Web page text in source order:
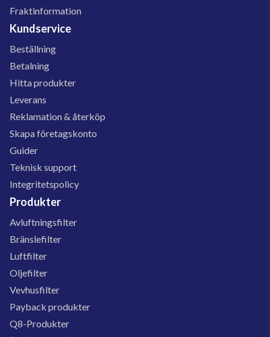
Fraktinformation
Kundservice
Beställning
Betalning
Hitta produkter
Leverans
Reklamation & återköp
Skapa företagskonto
Guider
Teknisk support
Integritetspolicy
Produkter
Avluftningsfilter
Bränslefilter
Luftfilter
Oljefilter
Vevhusfilter
Payback produkter
Q8-Produkter